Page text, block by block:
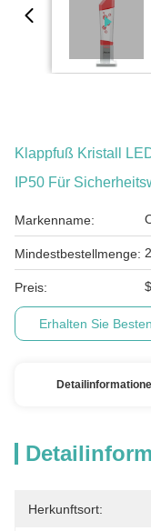
Klappfuß Kristall
IP50 Für
Markenname:
Mindestbestellmenge:
Preis:
Erhalten Sie
Herkunftsort: